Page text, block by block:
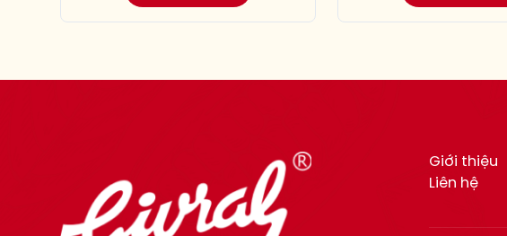
Giới thiệu
Liên hệ